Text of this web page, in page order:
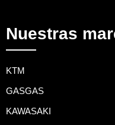
Nuestras
KTM
GASGAS
KAWASAKI